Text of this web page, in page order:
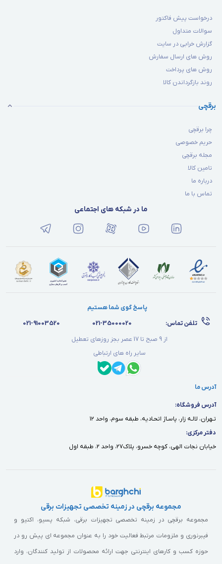
درخواست پیش فاکتور
سوالات متداول
گزارش خرابی در سایت
روش های ارسال سفارش
روش های پرداخت
روند بازگرداندن کالا
برقچی
چرا برقچی
حریم خصوصی
مجله برقچی
تامین کالا
درباره ما
تماس با ما
ما در شبکه های اجتماعی
پاسخ گوی شما هستیم
تلفن تماس:
021-35000020
021-91003520
از 9 صبح تا 17 عصر بجز روزهای تعطیل
سایر راه های ارتباطی
آدرس ما
آدرس فروشگاه:
تـهران، لالـه زار، پاسـاژ اتحـاديه، طبقه سوم، واحد ١٢
دفتر مركزى:
خيابان نجات الهى، كوچه خسرو، پلاك٢٧، واحد ٢، طبقه اول
مجموعه برقچی در زمینه تخصصی تجهیزات برقی
مجموعه برقچی در زمینه تخصصی تجهیزات برقی، شبکه پسیو، اکتیو و
فیبرنوری و ملزومات مرتبط فعالیت خود را به عنوان مجموعه ای پیش رو در
حوزه کسب و کارهای اینترنتی جهت ارائه محصولات از تولید کنندگان، وارد